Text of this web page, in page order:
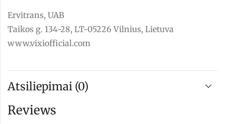
Ervitrans, UAB
Taikos g. 134-28, LT-05226 Vilnius, Lietuva
www.vixiofficial.com
Atsiliepimai (0)
Reviews